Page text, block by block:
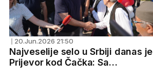
❘ 20.Jun.2026 21:50
Najveselije selo u Srbiji danas je
Prijevor kod Čačka: Sa